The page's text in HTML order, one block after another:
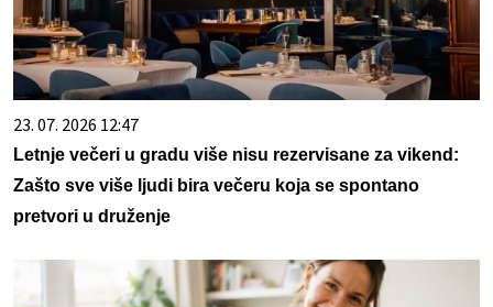
23. 07. 2026 12:47
Letnje večeri u gradu više nisu rezervisane za vikend:
Zašto sve više ljudi bira večeru koja se spontano
pretvori u druženje